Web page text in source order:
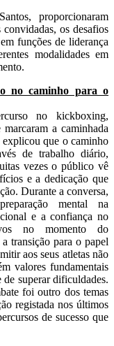
proporcionaram
os desafios
funções de liderança
modalidades em
no caminho para o
no kickboxing,
a caminhada
explicou que o caminho
de trabalho diário,
vezes o público vê
e a dedicação que
Durante a conversa,
mental na
e a confiança no
no momento do
transição para o papel
aos seus atletas não
valores fundamentais
superar dificuldades.
foi outro dos temas
registada nos últimos
de sucesso que